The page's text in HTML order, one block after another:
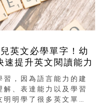
英文必學單字！幼
速提升英文閱讀能力
，因為語言能力的建
、表達能力以及學習
明明學了很多英文單